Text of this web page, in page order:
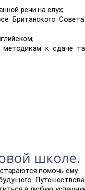
речи на слух;
Британского
к сдаче
школе.
помочь ему